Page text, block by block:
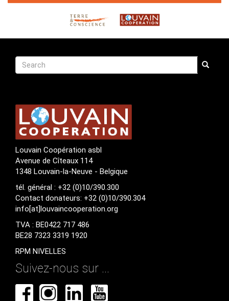
Recherche
Search Search
Louvain Coopération asbl
Avenue de Cîteaux 114
1348 Louvain-la-Neuve - Belgique
tél. général : +32 (0)10/390.300
Contact donateurs: +32 (0)10/390.304
info[at]louvaincooperation.org
TVA : BE0422 717 486
BE28 7323 3319 1920
RPM NIVELLES
Suivez-nous sur ...